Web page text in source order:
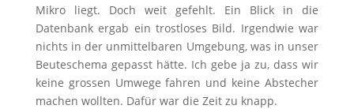
Mikro liegt. Doch weit gefehlt. Ein Blick in die
Datenbank ergab ein trostloses Bild. Irgendwie war
nichts in der unmittelbaren Umgebung, was in unser
Beuteschema gepasst hätte. Ich gebe ja zu, dass wir
keine grossen Umwege fahren und keine Abstecher
machen wollten. Dafür war die Zeit zu knapp.